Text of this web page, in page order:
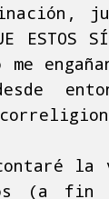
ESTOS
me
la
(a fin